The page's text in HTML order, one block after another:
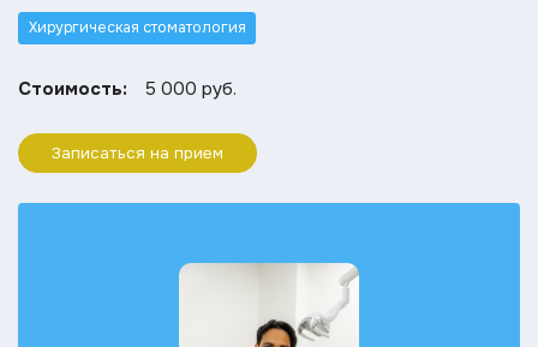
Хирургическая стоматология
Стоимость: 5 000 руб.
Записаться на прием